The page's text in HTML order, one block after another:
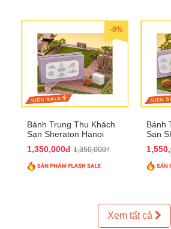
-0%
Bánh Trung Thu Khách
Sạn Sheraton Hanoi
1,350,000đ 1,350,000₫
Bánh
Sạn
Xem tất cả